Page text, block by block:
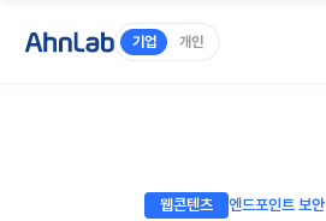
기업 개인
웹콘텐츠 엔드포인트 보안